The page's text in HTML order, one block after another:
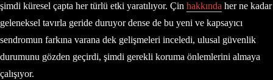
şimdi küresel çapta her türlü etki yaratılıyor. Çin hakkında her ne kadar
geleneksel tavırla geride duruyor dense de bu yeni ve kapsayıcı
sendromun farkına varana dek gelişmeleri inceledi, ulusal güvenlik
durumunu gözden geçirdi, şimdi gerekli koruma önlemlerini almaya
çalışıyor.